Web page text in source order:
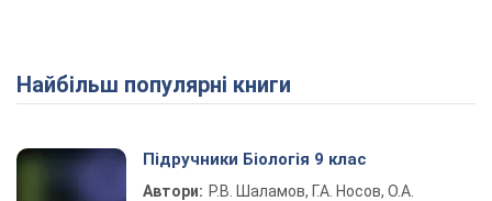
Play Video
Найбільш популярні книги
Підручники Біологія 9 клас
Автори: Р.В. Шаламов, Г.А. Носов, О.А.